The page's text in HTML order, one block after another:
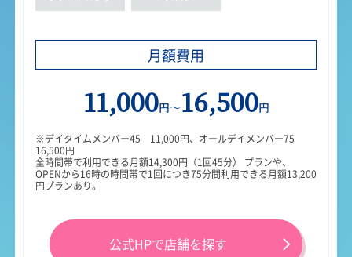
月額費用
11,000円～16,500円
※デイタイムメンバー45 11,000円、オールデイメンバー75
16,500円
全時間帯で利用できる月額14,300円（1回45分） プランや、
OPENから16時の時間帯で1回につき75分間利用できる月額13,200
円プランあり。
公式HPで店舗を探す